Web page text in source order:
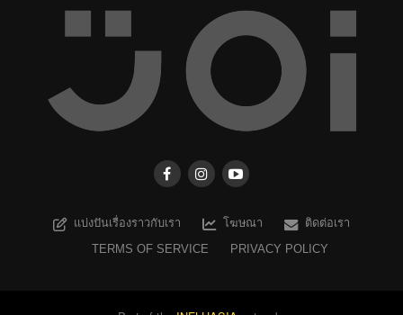
แบ่งปันเรื่องราวกับเรา โฆษณา
ติดต่อเรา
TERMS OF SERVICE
PRIVACY POLICY